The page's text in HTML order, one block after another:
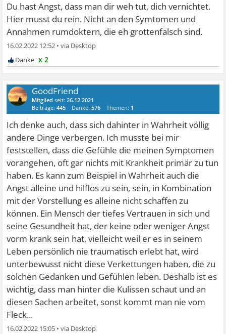
Du hast Angst, dass man dir weh tut, dich vernichtet.
Hier musst du rein. Nicht an den Symtomen und
Annahmen rumdoktern, die eh grottenfalsch sind.
16.02.2022 12:52 •
x 2
GoodFriend
Mitglied seit:26.12.2021
Beiträge:445 Danke:576 Themen: 1
Ich denke auch, dass sich dahinter in Wahrheit völlig
andere Dinge verbergen. Ich musste bei mir
feststellen, dass die Gefühle die meinen Symptomen
vorangehen, oft gar nichts mit Krankheit primär zu tun
haben. Es kann zum Beispiel in Wahrheit auch die
Angst alleine und hilflos zu sein, sein, in Kombination
mit der Vorstellung es alleine nicht schaffen zu
können. Ein Mensch der tiefes Vertrauen in sich und
seine Gesundheit hat, der keine oder weniger Angst
vorm krank sein hat, vielleicht weil er es in seinem
Leben persönlich nie traumatisch erlebt hat, wird
unterbewusst nicht diese Verkettungen haben, die zu
solchen Gedanken und Gefühlen leben. Deshalb ist es
wichtig, dass man hinter die Kulissen schaut und an
diesen Sachen arbeitet, sonst kommt man nie vom
Fleck...
16.02.2022 15:05 •